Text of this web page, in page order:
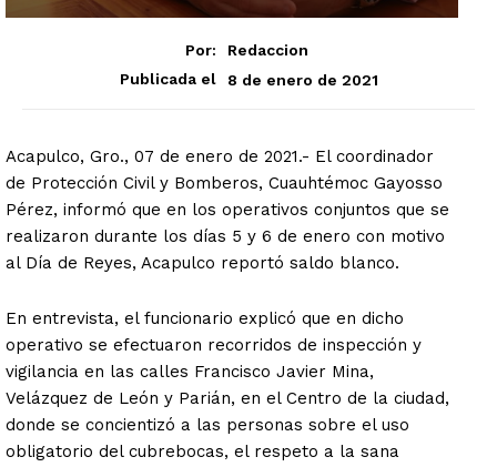
Por:
Redaccion
Publicada el
8 de enero de 2021
Acapulco, Gro., 07 de enero de 2021.- El coordinador
de Protección Civil y Bomberos, Cuauhtémoc Gayosso
Pérez, informó que en los operativos conjuntos que se
realizaron durante los días 5 y 6 de enero con motivo
al Día de Reyes, Acapulco reportó saldo blanco.
En entrevista, el funcionario explicó que en dicho
operativo se efectuaron recorridos de inspección y
vigilancia en las calles Francisco Javier Mina,
Velázquez de León y Parián, en el Centro de la ciudad,
donde se concientizó a las personas sobre el uso
obligatorio del cubrebocas, el respeto a la sana